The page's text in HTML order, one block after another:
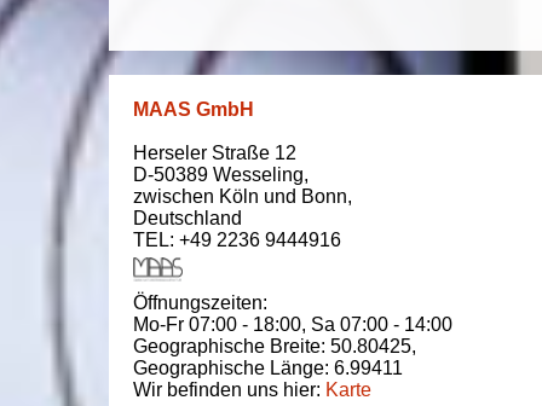
MAAS GmbH
Herseler Straße 12
D-50389 Wesseling,
zwischen Köln und Bonn,
Deutschland
TEL: +49 2236 9444916
Öffnungszeiten:
Mo-Fr 07:00 - 18:00, Sa 07:00 - 14:00
Geographische Breite: 50.80425,
Geographische Länge: 6.99411
Wir befinden uns hier: Karte